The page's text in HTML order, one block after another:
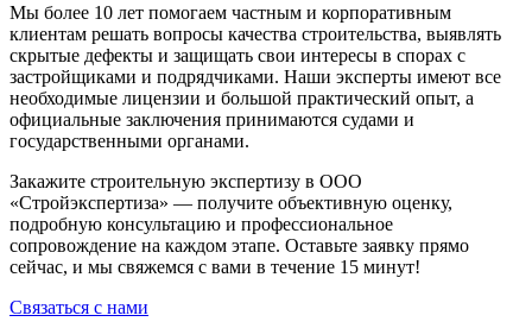
Мы более 10 лет помогаем частным и корпоративным
клиентам решать вопросы качества строительства, выявлять
скрытые дефекты и защищать свои интересы в спорах с
застройщиками и подрядчиками. Наши эксперты имеют все
необходимые лицензии и большой практический опыт, а
официальные заключения принимаются судами и
государственными органами.
Закажите строительную экспертизу в ООО
«Стройэкспертиза» — получите объективную оценку,
подробную консультацию и профессиональное
сопровождение на каждом этапе. Оставьте заявку прямо
сейчас, и мы свяжемся с вами в течение 15 минут!
Связаться с нами